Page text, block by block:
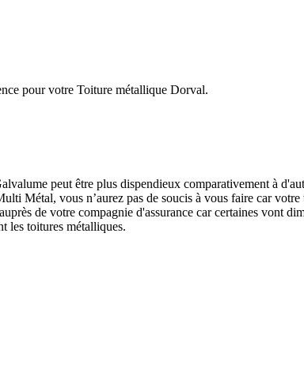
pour votre Toiture métallique Dorval.
peut être plus dispendieux comparativement à
Métal, vous n’aurez pas de soucis à vous faire car
de votre compagnie d'assurance car certaines vont
les toitures métalliques.